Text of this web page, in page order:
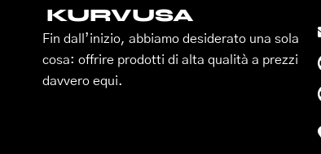
KURVUSA
Fin dall’inizio, abbiamo desiderato una sola
cosa: offrire prodotti di alta qualità a prezzi
davvero equi.